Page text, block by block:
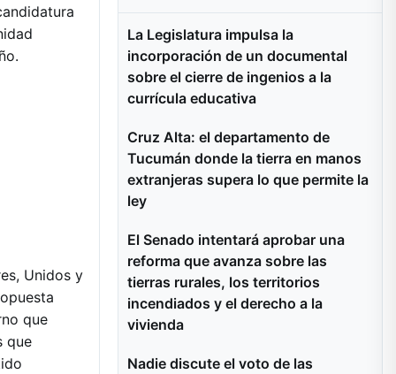
Unidos y
que
que
La Legislatura impulsa la
incorporación de un documental
sobre el cierre de ingenios a la
currícula educativa
Cruz Alta: el departamento de
Tucumán donde la tierra en manos
extranjeras supera lo que permite la
ley
El Senado intentará aprobar una
reforma que avanza sobre las
tierras rurales, los territorios
incendiados y el derecho a la
vivienda
Nadie discute el voto de las